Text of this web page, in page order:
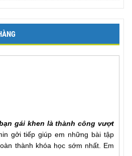
gởi tiếp giúp em những bài tập
thành khóa học sớm nhất. Em